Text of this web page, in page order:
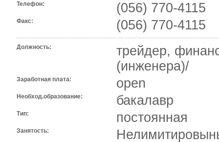
Телефон: (056) 770-4115
Факс: (056) 770-4115
Должность:
трейдер,
(инженера)/
Заработная плата: open
Необход.образование: бакалавр
Тип: постоянная
Занятость: